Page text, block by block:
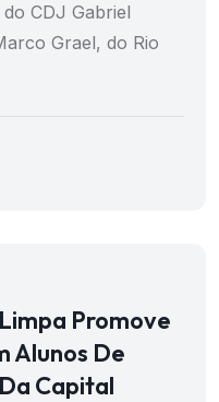
CDJ Gabriel
Grael, do Rio
Promove
Alunos De
Capital